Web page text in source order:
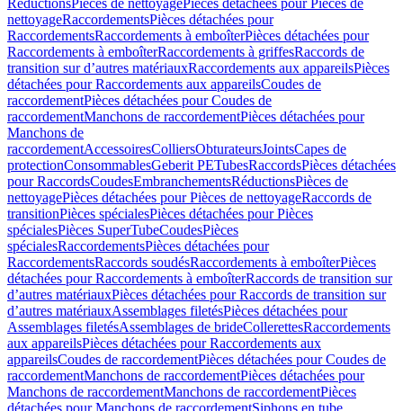
RéductionsPièces de nettoyagePièces détachées pour Pièces de
nettoyageRaccordementsPièces détachées pour
RaccordementsRaccordements à emboîterPièces détachées pour
Raccordements à emboîterRaccordements à griffesRaccords de
transition sur d’autres matériauxRaccordements aux appareilsPièces
détachées pour Raccordements aux appareilsCoudes de
raccordementPièces détachées pour Coudes de
raccordementManchons de raccordementPièces détachées pour
Manchons de
raccordementAccessoiresColliersObturateursJointsCapes de
protectionConsommablesGeberit PETubesRaccordsPièces détachées
pour RaccordsCoudesEmbranchementsRéductionsPièces de
nettoyagePièces détachées pour Pièces de nettoyageRaccords de
transitionPièces spécialesPièces détachées pour Pièces
spécialesPièces SuperTubeCoudesPièces
spécialesRaccordementsPièces détachées pour
RaccordementsRaccords soudésRaccordements à emboîterPièces
détachées pour Raccordements à emboîterRaccords de transition sur
d’autres matériauxPièces détachées pour Raccords de transition sur
d’autres matériauxAssemblages filetésPièces détachées pour
Assemblages filetésAssemblages de brideCollerettesRaccordements
aux appareilsPièces détachées pour Raccordements aux
appareilsCoudes de raccordementPièces détachées pour Coudes de
raccordementManchons de raccordementPièces détachées pour
Manchons de raccordementManchons de raccordementPièces
détachées pour Manchons de raccordementSiphons en tube